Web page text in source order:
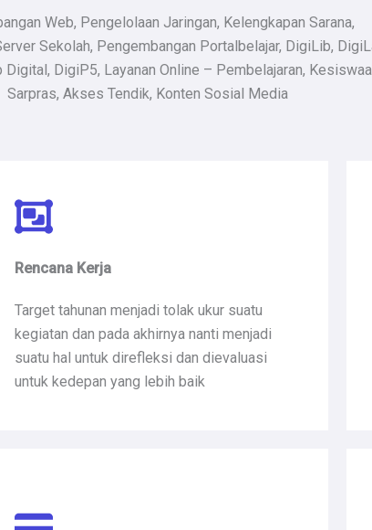
Web, Pengelolaan Jaringan, Kelengkapan Sarana,
Sekolah, Pengembangan Portalbelajar, DigiLib,
Digital, DigiP5, Layanan Online – Pembelajaran,
Sarpras, Akses Tendik, Konten Sosial Media
Rencana Kerja
Target tahunan menjadi tolak ukur suatu
kegiatan dan pada akhirnya nanti menjadi
suatu hal untuk direfleksi dan dievaluasi
untuk kedepan yang lebih baik